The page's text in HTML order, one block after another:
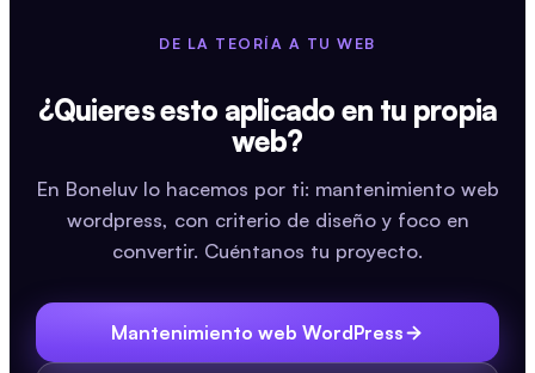
DE LA TEORÍA A TU WEB
¿Quieres esto aplicado en tu propia
web?
En Boneluv lo hacemos por ti: mantenimiento web
wordpress, con criterio de diseño y foco en
convertir. Cuéntanos tu proyecto.
Mantenimiento web WordPress